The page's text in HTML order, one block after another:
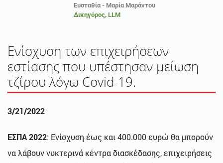
Ευσταθία - Μαρία Μαράντου
Δικηγόρος, LLM
Ενίσχυση των επιχειρήσεων
εστίασης που υπέστησαν μείωση
τζίρου λόγω Covid-19.
3/21/2022
ΕΣΠΑ 2022: Ενίσχυση έως και 400.000 ευρώ θα μπορούν
να λάβουν νυκτερινά κέντρα διασκέδασης, επιχειρήσεις